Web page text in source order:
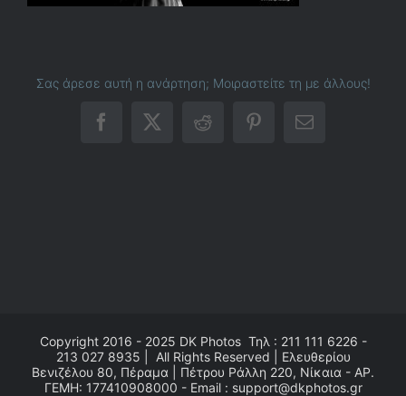
Σας άρεσε αυτή η ανάρτηση; Μοιραστείτε τη με άλλους!
Facebook
X RedditPinterestEmail
Copyright 2016 - 2025 DK PhotosΤηλ : 211 111 6226 -
213 027 8935 | All Rights Reserved | Ελευθερίου
Βενιζέλου 80, Πέραμα | Πέτρου Ράλλη 220, Νίκαια - ΑΡ.
ΓΕΜΗ: 177410908000 - Email : support@dkphotos.gr